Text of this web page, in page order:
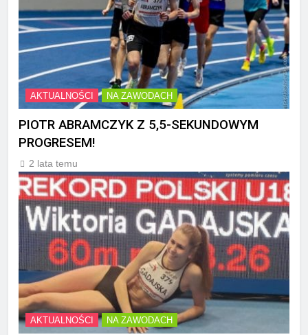
AKTUALNOŚCI NA ZAWODACH
PIOTR ABRAMCZYK Z 5,5-SEKUNDOWYM
PROGRESEM!
2 lata temu
AKTUALNOŚCI NA ZAWODACH